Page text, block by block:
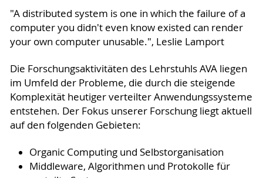
"A distributed system is one in which the failure of a
computer you didn't even know existed can render
your own computer unusable.", Leslie Lamport
Die Forschungsaktivitäten des Lehrstuhls AVA liegen
im Umfeld der Probleme, die durch die steigende
Komplexität heutiger verteilter Anwendungssysteme
entstehen. Der Fokus unserer Forschung liegt aktuell
auf den folgenden Gebieten:
Organic Computing und Selbstorganisation
Middleware, Algorithmen und Protokolle für